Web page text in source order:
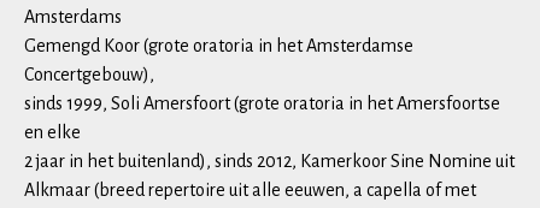
Amsterdams
Gemengd Koor (grote oratoria in het Amsterdamse
Concertgebouw),
sinds 1999, Soli Amersfoort (grote oratoria in het Amersfoortse
en elke
2 jaar in het buitenland), sinds 2012, Kamerkoor Sine Nomine uit
Alkmaar (breed repertoire uit alle eeuwen, a capella of met